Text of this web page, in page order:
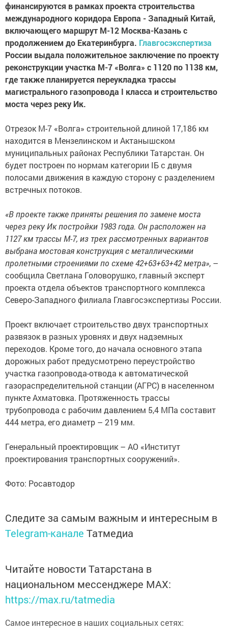
финансируются в рамках проекта строительства
международного коридора Европа - Западный Китай,
включающего маршрут М-12 Москва-Казань с
продолжением до Екатеринбурга. Главгосэкспертиза
России выдала положительное заключение по проекту
реконструкции участка М-7 «Волга» с 1120 по 1138 км,
где также планируется переукладка трассы
магистрального газопровода I класса и строительство
моста через реку Ик.
Отрезок М-7 «Волга» строительной длиной 17,186 км
находится в Мензелинском и Актанышском
муниципальных районах Республики Татарстан. Он
будет построен по нормам категории IБ с двумя
полосами движения в каждую сторону с разделением
встречных потоков.
«В проекте также приняты решения по замене моста
через реку Ик постройки 1983 года. Он расположен на
1127 км трассы М-7, из трех рассмотренных вариантов
выбрана мостовая конструкция с металлическими
пролетными строениями по схеме 42+63+63+42 метра», –
сообщила Светлана Головорушко, главный эксперт
проекта отдела объектов транспортного комплекса
Северо-Западного филиала Главгосэкспертизы России.
Проект включает строительство двух транспортных
развязок в разных уровнях и двух надземных
переходов. Кроме того, до начала основного этапа
дорожных работ предусмотрено переустройство
участка газопровода-отвода к автоматической
газораспределительной станции (АГРС) в населенном
пункте Ахматовка. Протяженность трассы
трубопровода с рабочим давлением 5,4 МПа составит
444 метра, его диаметр – 219 мм.
Генеральный проектировщик – АО «Институт
проектирования транспортных сооружений».
Фото: Росавтодор
Следите за самым важным и интересным в
Telegram-канале Татмедиа
Читайте новости Татарстана в
национальном мессенджере MАХ:
https://max.ru/tatmedia
Самое интересное в наших социальных сетях: